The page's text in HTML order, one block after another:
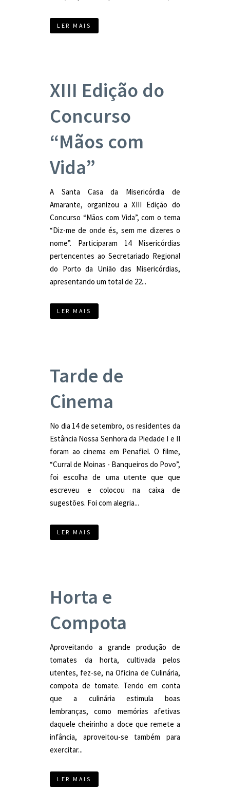
LER MAIS
XIII Edição do
Concurso
“Mãos com
Vida”
A Santa Casa da Misericórdia de
Amarante, organizou a XIII Edição do
Concurso “Mãos com Vida”, com o tema
“Diz-me de onde és, sem me dizeres o
nome”. Participaram 14 Misericórdias
pertencentes ao Secretariado Regional
do Porto da União das Misericórdias,
apresentando um total de 22...
LER MAIS
Tarde de
Cinema
No dia 14 de setembro, os residentes da
Estância Nossa Senhora da Piedade I e II
foram ao cinema em Penafiel. O filme,
“Curral de Moinas - Banqueiros do Povo”,
foi escolha de uma utente que que
escreveu e colocou na caixa de
sugestões. Foi com alegria...
LER MAIS
Horta e
Compota
Aproveitando a grande produção de
tomates da horta, cultivada pelos
utentes, fez-se, na Oficina de Culinária,
compota de tomate. Tendo em conta
que a culinária estimula boas
lembranças, como memórias afetivas
daquele cheirinho a doce que remete a
infância, aproveitou-se também para
exercitar...
LER MAIS